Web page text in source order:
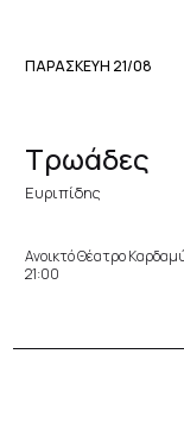
ΠΑΡΑΣΚΕΥΉ 21/08
Τρωάδες
Ευριπίδης
Ανοικτό Θέατρο
21:00